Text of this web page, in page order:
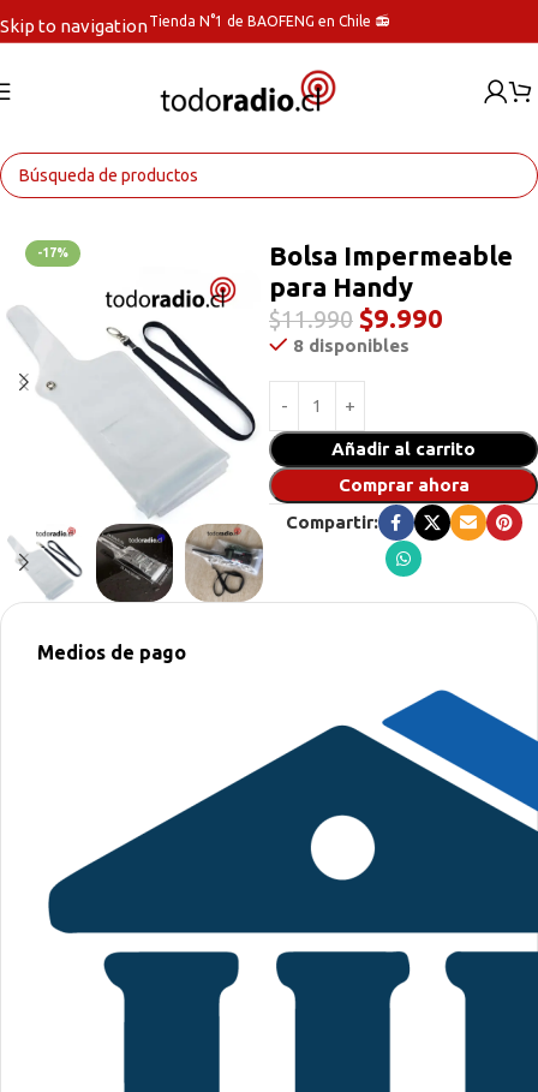
Skip to navigationTienda N°1 de BAOFENG en Chile 📻
Inicio Radios Handys
-17%
Bolsa Impermeable
para Handy
$11.990 $9.990
8 disponibles
Añadir al carrito
Comprar ahora
Compartir:
Medios de pago